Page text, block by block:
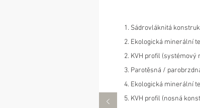
1. Sádrovláknitá
2. Ekologická minerální
2. KVH profil (systémový
3. Parotěsná /
4. Ekologická minerální
5. KVH profil (nosná